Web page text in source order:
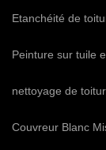
Etanchéité de
Peinture sur tuile
nettoyage de
Couvreur Blanc